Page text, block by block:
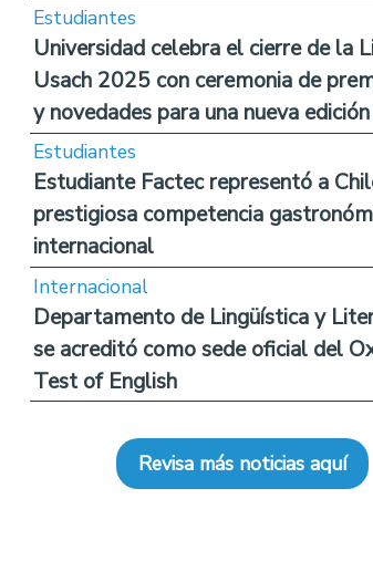
Estudiantes
Universidad celebra el cierre de la
Usach 2025 con ceremonia de
y novedades para una nueva edición
Estudiantes
Estudiante Factec representó a
prestigiosa competencia
internacional
Internacional
Departamento de Lingüística y
se acreditó como sede oficial del
Test of English
Revisa más noticias aquí